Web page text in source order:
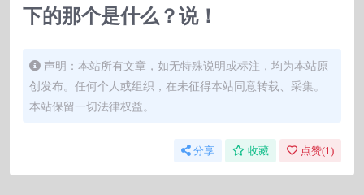
下的那个是什么？说！
声明：本站所有文章，如无特殊说明或标注，均为本站原
创发布。任何个人或组织，在未征得本站同意转载、采集。
本站保留一切法律权益。
分享 收藏 点赞(1 )